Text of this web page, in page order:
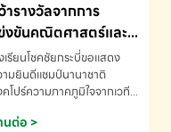
ารางวัลจากการ
งขันคณิตศาสตร์และ
ตคิดเร็วนานาชาติ
งที่ 46 ประจำปี 2569
ระเทศสิงคโปร์
เรียนโชคชัยกระบี่ขอแสดง
ามยินดีแชมป์นานาชาติ
โปร์ความภาคภูมิใจจากเวที
.พัทธนันท์ พรหมพันธ์ ชั้น
นต่อ >